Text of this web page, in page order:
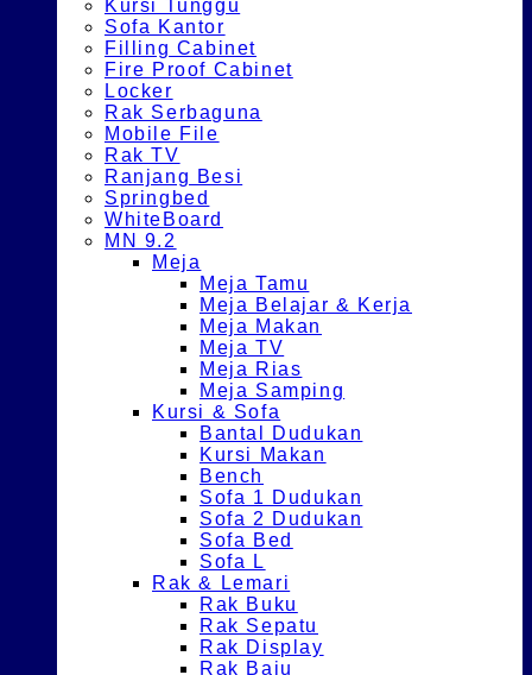
Kursi Tunggu
Sofa Kantor
Filling Cabinet
Fire Proof Cabinet
Locker
Rak Serbaguna
Mobile File
Rak TV
Ranjang Besi
Springbed
WhiteBoard
MN 9.2
Meja
Meja Tamu
Meja Belajar & Kerja
Meja Makan
Meja TV
Meja Rias
Meja Samping
Kursi & Sofa
Bantal Dudukan
Kursi Makan
Bench
Sofa 1 Dudukan
Sofa 2 Dudukan
Sofa Bed
Sofa L
Rak & Lemari
Rak Buku
Rak Sepatu
Rak Display
Rak Baju